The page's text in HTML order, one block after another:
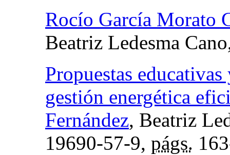
Rocío García Morato
Beatriz Ledesma
Propuestas
gestión energética
Fernández, Beatriz
19690-57-9, págs.